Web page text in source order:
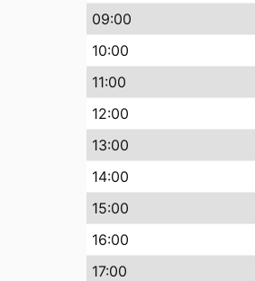
09:00
10:00
11:00
12:00
13:00
14:00
15:00
16:00
17:00